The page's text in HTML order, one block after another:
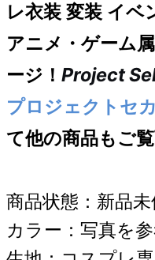
レ衣装 変装 イベ
アニメ・ゲーム
ージ！ Project
プロジェクトセ
て他の商品もご覧
商品状態：新品未
カラー：写真を